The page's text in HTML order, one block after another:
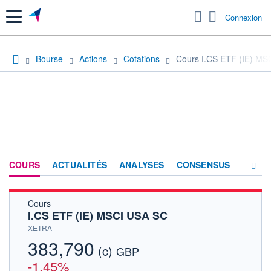
Menu Connexion
Bourse Actions Cotations Cours I.CS ETF (IE)
COURS ACTUALITÉS ANALYSES CONSENSUS
ACTIONNAIRES
Cours
I.CS ETF (IE) MSCI USA SC
XETRA
383,790 (c) GBP
-1,45%